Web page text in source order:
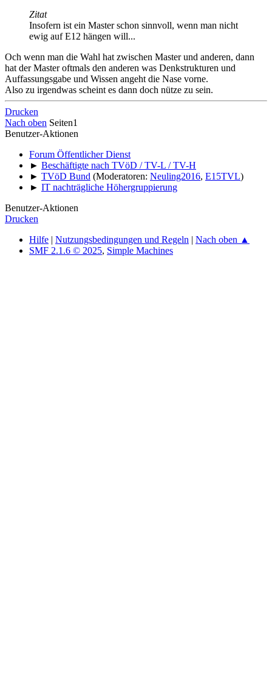
Zitat
Insofern ist ein Master schon sinnvoll, wenn man nicht
ewig auf E12 hängen will...
Och wenn man die Wahl hat zwischen Master und anderen, dann
hat der Master oftmals den anderen was Denkstrukturen und
Auffassungsgabe und Wissen angeht die Nase vorne.
Also zu irgendwas scheint es dann doch nütze zu sein.
Drucken
Nach oben Seiten1
Benutzer-Aktionen
Forum Öffentlicher Dienst
► Beschäftigte nach TVöD / TV-L / TV-H
► TVöD Bund (Moderatoren: Neuling2016, E15TVL)
► IT nachträgliche Höhergruppierung
Benutzer-Aktionen
Drucken
Hilfe | Nutzungsbedingungen und Regeln | Nach oben ▲
SMF 2.1.6 © 2025, Simple Machines